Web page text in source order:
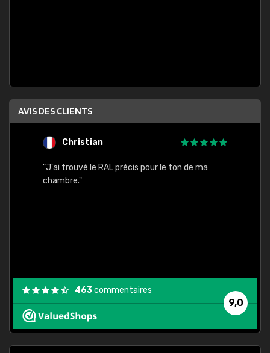
AVIS DES CLIENTS
Christian
"J'ai trouvé le RAL précis pour le ton de ma
chambre."
9,0
463commentaires